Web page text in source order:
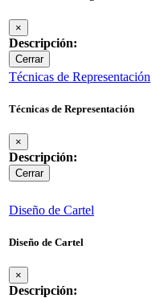
×
Descripción:
Cerrar
Técnicas de Representación
Técnicas de Representación
×
Descripción:
Cerrar
Diseño de Cartel
Diseño de Cartel
×
Descripción: